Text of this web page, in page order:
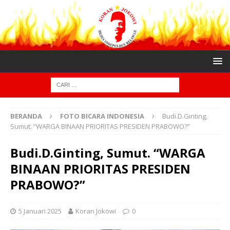
BERANDA FOTO BICARA INDONESIA
Budi.D.Ginting,
Sumut. “WARGA BINAAN PRIORITAS PRESIDEN PRABOWO?”
Budi.D.Ginting, Sumut. “WARGA
BINAAN PRIORITAS PRESIDEN
PRABOWO?”
5 Januari 2025 Koran Jokowi 0